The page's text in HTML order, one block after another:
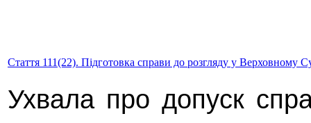
Стаття 111(22). Підготовка справи до розгляду у Верховному
Ухвала про допуск